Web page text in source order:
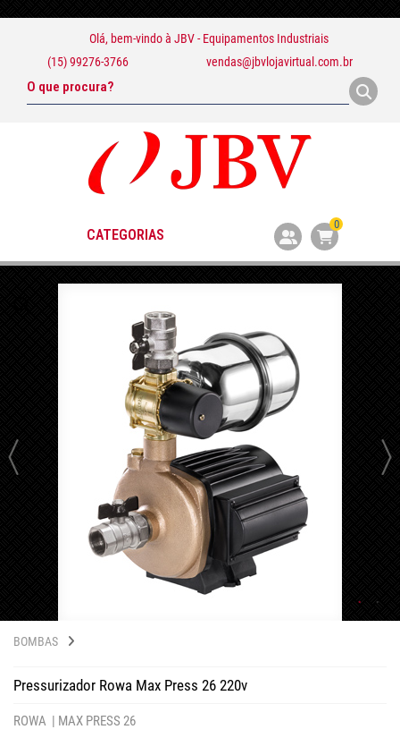
Olá, bem-vindo à JBV - Equipamentos Industriais
(15) 99276-3766
vendas@jbvlojavirtual.com.br
CATEGORIAS
0
BOMBAS
Pressurizador Rowa Max Press 26 220v
ROWA | MAX PRESS 26